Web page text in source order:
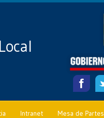
Intranet Mesa de Partes